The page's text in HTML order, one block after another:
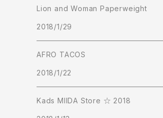
Cap
Lion and Woman Paperweight
2018/1/29
AFRO TACOS
2018/1/22
Kads MIIDA Store ☆ 2018